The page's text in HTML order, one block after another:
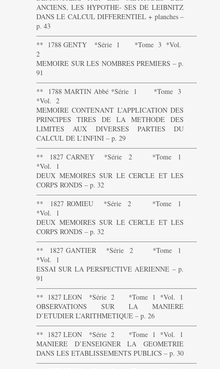
ANCIENS, LES HYPOTHE- SES DE LEIBNITZ
DANS LE CALCUL DIFFERENTIEL + planches –
p. 43
———————————————————————-
** 1788 GENTY *Série 1 *Tome 3 *Vol.
2
MEMOIRE SUR LES NOMBRES PREMIERS – p.
91
———————————————————————-
** 1788 MARTIN Abbé *Série 1 *Tome 3
*Vol. 2
MEMOIRE CONTENANT L’APPLICATION DES
PRINCIPES TIRES DE LA METHODE DES
LIMITES AUX DIVERSES PARTIES DU
CALCUL DE L’INFINI – p. 29
———————————————————————-
** 1827 CARNEY *Série 2 *Tome 1
*Vol. 1
DEUX MEMOIRES SUR LE CERCLE ET LES
CORPS RONDS – p. 32
———————————————————————-
** 1827 ROMIEU *Série 2 *Tome 1
*Vol. 1
DEUX MEMOIRES SUR LE CERCLE ET LES
CORPS RONDS – p. 32
———————————————————————-
** 1827 GANTIER *Série 2 *Tome 1
*Vol. 1
ESSAI SUR LA PERSPECTIVE AERIENNE – p.
91
———————————————————————-
** 1827 LEON *Série 2 *Tome 1 *Vol. 1
OBSERVATIONS SUR LA MANIERE
D’ETUDIER L’ARITHMETIQUE – p. 26
———————————————————————-
** 1827 LEON *Série 2 *Tome 1 *Vol. 1
MANIERE D’ENSEIGNER LA GEOMETRIE
DANS LES ETABLISSEMENTS PUBLICS – p. 30
———————————————————————-